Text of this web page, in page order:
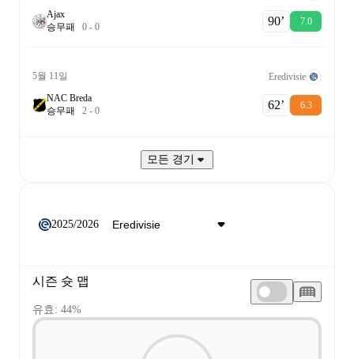
Ajax
승무패 0 - 0 90‎’‎ 7.0
5월 11일
Eredivisie
NAC Breda
승무패 2 - 0 62‎’‎ 6.3
모든 경기
2025/2026
시즌 슛 맵
유효: 44%